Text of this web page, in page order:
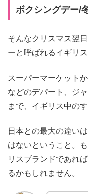
ボクシングデー/
そんなクリスマス翌
ーと呼ばれるイギリ
スーパーマーケット
などのデパート、ジ
まで、イギリス中の
日本との最大の違い
はないということ。
リスブランドであれ
るかもしれません。